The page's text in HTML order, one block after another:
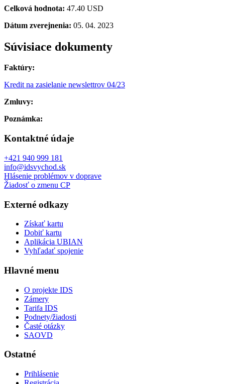
Celková hodnota: 47.40 USD
Dátum zverejnenia: 05. 04. 2023
Súvisiace dokumenty
Faktúry:
Kredit na zasielanie newslettrov 04/23
Zmluvy:
Poznámka:
Kontaktné údaje
+421 940 999 181
info@idsvychod.sk
Hlásenie problémov v doprave
Žiadosť o zmenu CP
Externé odkazy
Získať kartu
Dobiť kartu
Aplikácia UBIAN
Vyhľadať spojenie
Hlavné menu
O projekte IDS
Zámery
Tarifa IDS
Podnety/žiadosti
Časté otázky
SAOVD
Ostatné
Prihlásenie